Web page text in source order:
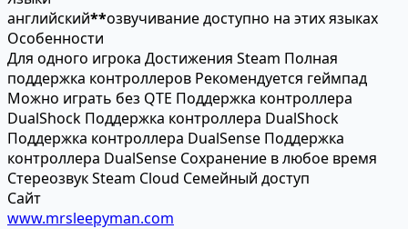
английский**озвучивание доступно на этих языках
Особенности
Для одного игрока Достижения Steam Полная
поддержка контроллеров Рекомендуется геймпад
Можно играть без QTE Поддержка контроллера
DualShock Поддержка контроллера DualShock
Поддержка контроллера DualSense Поддержка
контроллера DualSense Сохранение в любое время
СтереозвукSteam Cloud Семейный доступ
Сайт
www.mrsleepyman.com